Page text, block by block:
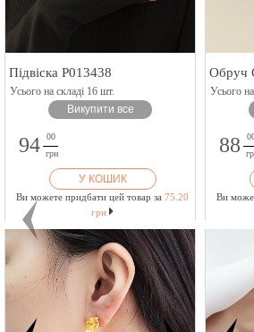
Підвіска P013438
Усього на складі 16 шт.
Викупити все
94
00
грн
У КОШИК
Ви можете придбати цей товар за 75.20
грн
Обруч
Усього
88
Ви